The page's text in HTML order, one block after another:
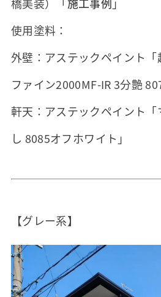
橋美装）「施工事例 」
使用塗料：
外壁：アステックペイント「
ファイン2000MF-IR 3分艶
軒天：アステックペイント
し 8085オフホワイト」
【グレー系】